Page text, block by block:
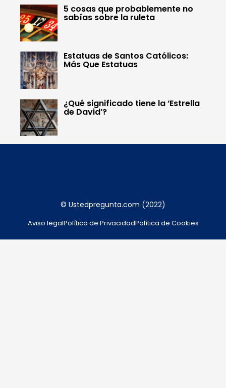
5 cosas que probablemente no
sabías sobre la ruleta
Estatuas de Santos Católicos:
Más Que Estatuas
¿Qué significado tiene la ‘Estrella
de David’?
© Ustedpregunta.com (2022)
Aviso legalPolítica de PrivacidadPolítica de Cookies